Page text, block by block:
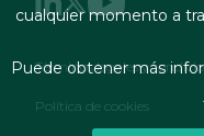
Footer
Términos legales y
Política de cookies
cualquier momento a
Puede obtener más